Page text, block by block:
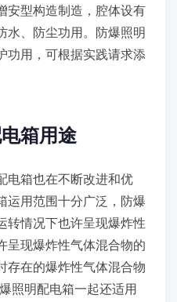
安型构造制造，腔体设有
水、防尘功用。防爆照明
功用，可根据实践请求添
箱用途
电箱也在不断改进和优
运用范围十分广泛，防爆
转情况下也许呈现爆炸性
呈现爆炸性气体混合物的
存在的爆炸性气体混合物
照明配电箱一起还适用